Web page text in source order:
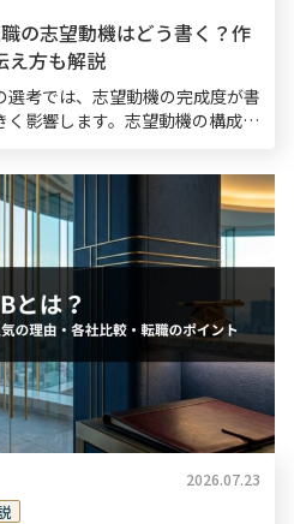
の志望動機はどう書く？作
え方も解説
考では、志望動機の完成度が書
影響します。志望動機の構成・
2026.07.23